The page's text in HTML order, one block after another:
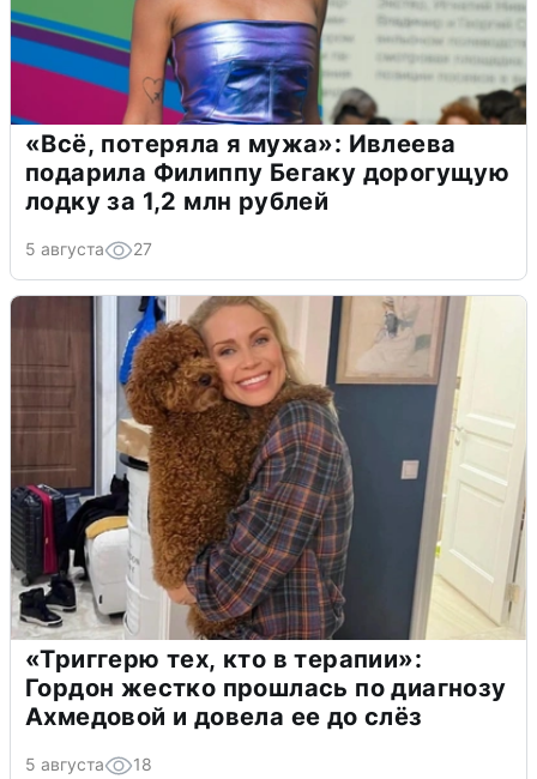
«Всё, потеряла я мужа»: Ивлеева
подарила Филиппу Бегаку дорогущую
лодку за 1,2 млн рублей
5 августа 27
«Триггерю тех, кто в терапии»:
Гордон жестко прошлась по диагнозу
Ахмедовой и довела ее до слёз
5 августа 18